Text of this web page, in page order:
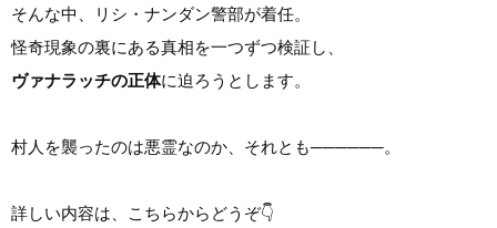
そんな中、リシ・ナンダン警部が着任。
怪奇現象の裏にある真相を一つずつ検証し、
ヴァナラッチの正体に迫ろうとします。
村人を襲ったのは悪霊なのか、それとも──────。
詳しい内容は、こちらからどうぞ👇